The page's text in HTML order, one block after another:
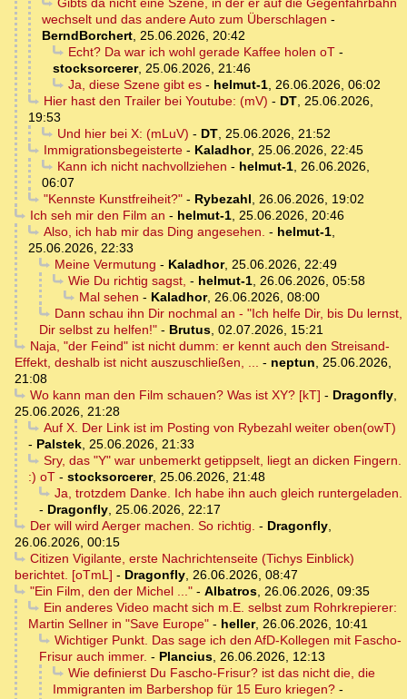
Gibts da nicht eine Szene, in der er auf die Gegenfahrbahn
wechselt und das andere Auto zum Überschlagen -
BerndBorchert, 25.06.2026, 20:42
Echt? Da war ich wohl gerade Kaffee holen oT-
stocksorcerer, 25.06.2026, 21:46
Ja, diese Szene gibt es- helmut-1, 26.06.2026, 06:02
Hier hast den Trailer bei Youtube: (mV) - DT, 25.06.2026,
19:53
Und hier bei X: (mLuV) - DT, 25.06.2026, 21:52
Immigrationsbegeisterte- Kaladhor, 25.06.2026, 22:45
Kann ich nicht nachvollziehen - helmut-1, 26.06.2026,
06:07
"Kennste Kunstfreiheit?"- Rybezahl, 26.06.2026, 19:02
Ich seh mir den Film an - helmut-1, 25.06.2026, 20:46
Also, ich hab mir das Ding angesehen. - helmut-1,
25.06.2026, 22:33
Meine Vermutung - Kaladhor, 25.06.2026, 22:49
Wie Du richtig sagst, - helmut-1, 26.06.2026, 05:58
Mal sehen - Kaladhor, 26.06.2026, 08:00
Dann schau ihn Dir nochmal an - "Ich helfe Dir, bis Du lernst,
Dir selbst zu helfen!" - Brutus, 02.07.2026, 15:21
Naja, "der Feind" ist nicht dumm: er kennt auch den Streisand-
Effekt, deshalb ist nicht auszuschließen, ... - neptun, 25.06.2026,
21:08
Wo kann man den Film schauen? Was ist XY? [kT] - Dragonfly,
25.06.2026, 21:28
Auf X. Der Link ist im Posting von Rybezahl weiter oben(owT)
- Palstek, 25.06.2026, 21:33
Sry, das "Y" war unbemerkt getippselt, liegt an dicken Fingern.
:) oT - stocksorcerer, 25.06.2026, 21:48
Ja, trotzdem Danke. Ich habe ihn auch gleich runtergeladen.
- Dragonfly, 25.06.2026, 22:17
Der will wird Aerger machen. So richtig. - Dragonfly,
26.06.2026, 00:15
Citizen Vigilante, erste Nachrichtenseite (Tichys Einblick)
berichtet. [oTmL] - Dragonfly, 26.06.2026, 08:47
"Ein Film, den der Michel ..."- Albatros, 26.06.2026, 09:35
Ein anderes Video macht sich m.E. selbst zum Rohrkrepierer:
Martin Sellner in "Save Europe" - heller, 26.06.2026, 10:41
Wichtiger Punkt. Das sage ich den AfD-Kollegen mit Fascho-
Frisur auch immer. - Plancius, 26.06.2026, 12:13
Wie definierst Du Fascho-Frisur? ist das nicht die, die
Immigranten im Barbershop für 15 Euro kriegen? -